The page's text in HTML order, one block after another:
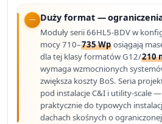
Duży format —
Moduły serii 66HL5-BDV w
mocy 710–735 Wp osiągają
dla tej klasy formatów G12/210
wymaga wzmocnionych
zwiększa koszty BoS. Seria
pod instalacje C&I i utility-scale
praktycznie do typowych
dachach skośnych o